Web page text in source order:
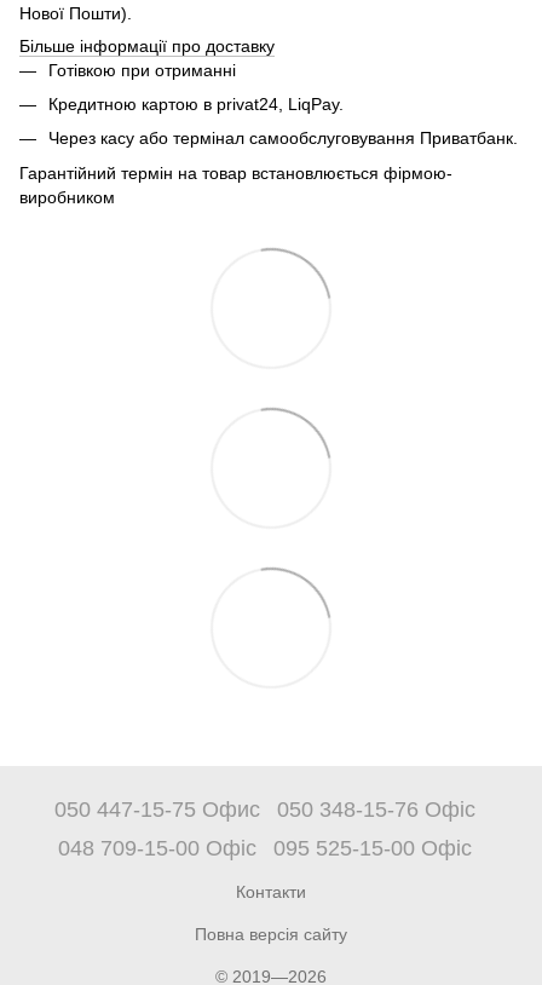
Нової Пошти).
Більше інформації про доставку
Готівкою при отриманні
Кредитною картою в privat24, LiqPay.
Через касу або термінал самообслуговування Приватбанк.
Гарантійний термін на товар встановлюється фірмою-
виробником
050 447-15-75 Офис
050 348-15-76 Офіс
048 709-15-00 Офіс
095 525-15-00 Офіс
Контакти
Повна версія сайту
© 2019—2026